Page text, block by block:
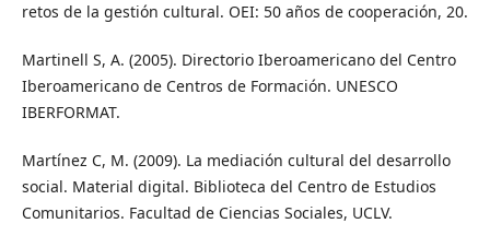
retos de la gestión cultural. OEI: 50 años de cooperación, 20.
Martinell S, A. (2005). Directorio Iberoamericano del Centro
Iberoamericano de Centros de Formación. UNESCO
IBERFORMAT.
Martínez C, M. (2009). La mediación cultural del desarrollo
social. Material digital. Biblioteca del Centro de Estudios
Comunitarios. Facultad de Ciencias Sociales, UCLV.